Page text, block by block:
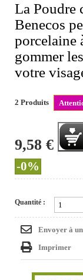
La Poudre
Benecos
porcelaine
gommer
votre
2 Produits
9,58 €
-0%
Quantité :
Envoyer à
Imprimer